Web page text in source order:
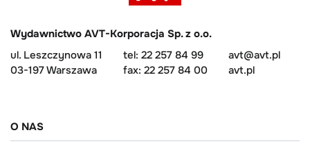
Wydawnictwo AVT-Korporacja Sp. z o.o.
ul. Leszczynowa 11
03-197 Warszawa
tel: 22 257 84 99
fax: 22 257 84 00
avt@avt.pl
avt.pl
O NAS